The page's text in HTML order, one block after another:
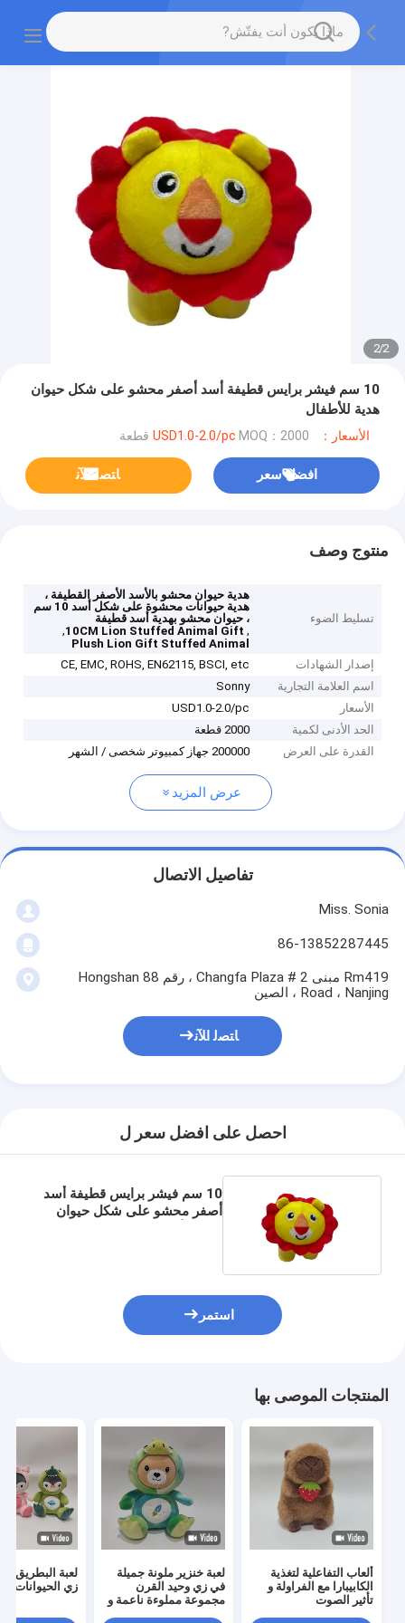
2
/
2
10 سم فيشر برايس قطيفة أسد أصفر محشو على شكل حيوان
هدية للأطفال
الأسعار：USD1.0-2.0/pc MOQ：2000 قطعة
افضل سعر ﺎﺘﺼﻟ ﺍﻶﻧ
منتوج وصف
تسليط الضوء
هدية حيوان محشو بالأسد الأصفر القطيفة ،
هدية حيوانات محشوة على شكل أسد 10 سم
، حيوان محشو بهدية أسد قطيفة
,
10CM Lion Stuffed Animal Gift
,
Plush Lion Gift Stuffed Animal
إصدار الشهادات
CE, EMC, ROHS, EN62115, BSCI, etc
اسم العلامة التجارية
Sonny
الأسعار
USD1.0-2.0/pc
الحد الأدنى لكمية
2000 قطعة
القدرة على العرض
200000 جهاز كمبيوتر شخصى / الشهر
عرض المزيد
تفاصيل الاتصال
Miss. Sonia
86-13852287445
Rm419 مبنى 2 # Changfa Plaza ، رقم 88 Hongshan
Road ، Nanjing ، الصين
ﺎﺘﺼﻟ ﺍﻶﻧ
احصل على افضل سعر ل
10 سم فيشر برايس قطيفة أسد
أصفر محشو على شكل حيوان
استمر
المنتجات الموصى بها
ألعاب التفاعلية لتغذية
الكابيبارا مع الفراولة و
تأثير الصوت
لعبة خنزير ملونة جميلة
في زي وحيد القرن
مجموعة مملوءة ناعمة و
لعبة البطريق
زي الحيوانات